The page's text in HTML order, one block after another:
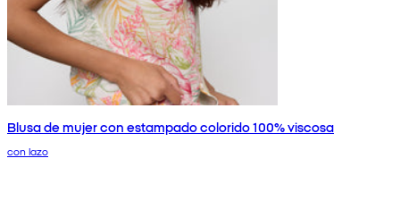
Blusa de mujer con estampado colorido 100% viscosa
con lazo